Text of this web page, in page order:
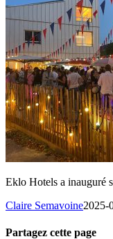
Eklo Hotels a inauguré
Claire Semavoine2025-
Partagez cette page